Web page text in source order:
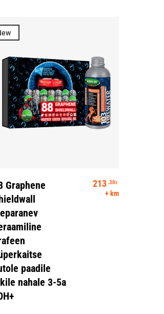
Graphene
paadile
nahale 3-5a
213.30€
+ km